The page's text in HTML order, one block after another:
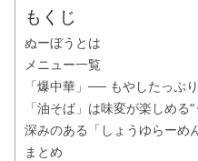
もくじ
ぬーぼうとは
メニュー一覧
「爆中華」── もやしたっぷ
「油そば」は味変が楽しめる
深みのある「しょうゆらーめ
まとめ